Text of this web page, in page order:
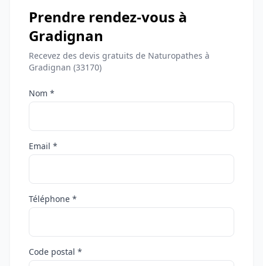
Prendre rendez-vous à
Gradignan
Recevez des devis gratuits de Naturopathes à
Gradignan (33170)
Nom *
Email *
Téléphone *
Code postal *